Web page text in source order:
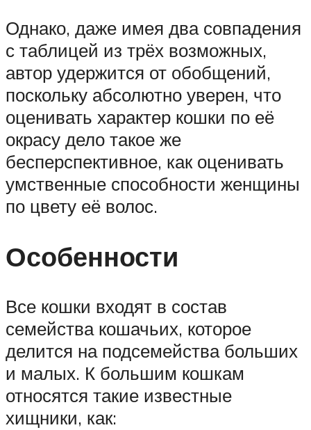
Однако, даже имея два совпадения
с таблицей из трёх возможных,
автор удержится от обобщений,
поскольку абсолютно уверен, что
оценивать характер кошки по её
окрасу дело такое же
бесперспективное, как оценивать
умственные способности женщины
по цвету её волос.
Особенности
Все кошки входят в состав
семейства кошачьих, которое
делится на подсемейства больших
и малых. К большим кошкам
относятся такие известные
хищники, как: